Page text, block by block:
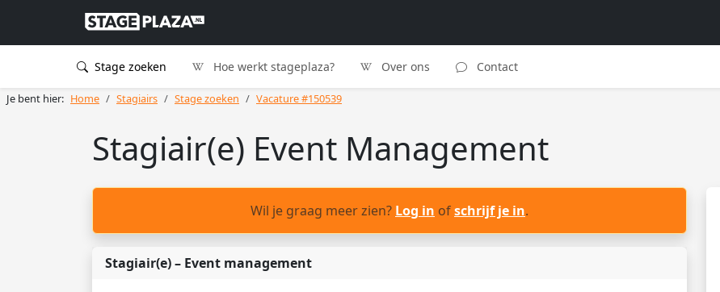
Stage zoeken Hoe werkt stageplaza? Over ons Contact
Je bent hier: Home Stagiairs Stage zoeken Vacature #150539
Stagiair(e) Event Management
Wil je graag meer zien? Log in ofschrijf je in.
Stagiair(e) – Event management